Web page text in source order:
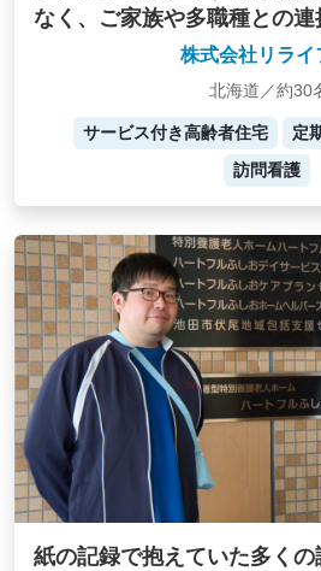
なく、ご家族や多職種との
株式会社リライ
北海道／約30
サービス付き高齢者住宅 定
訪問看護
紙の記録で抱えていた多く